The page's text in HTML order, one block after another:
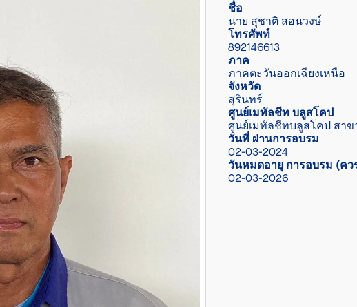
ชื่อ
นาย สุชาติ สอนวงษ์
โทรศัพท์
892146613
ภาค
ภาคตะวันออกเฉียงเหนือ
จังหวัด
สุรินทร์
ศูนย์เมทัลชีท บลูสโคป
ศูนย์เมทัลชีทบลูสโคป สาข
วันที่ ผ่านการอบรม
02-03-2024
วันหมดอายุ การอบรม (ค
02-03-2026